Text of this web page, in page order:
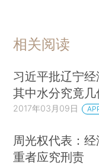
相关阅读
习近平批辽宁经
其中水分究竟几
2017年03月09日
周光权代表：经
重者应究刑责